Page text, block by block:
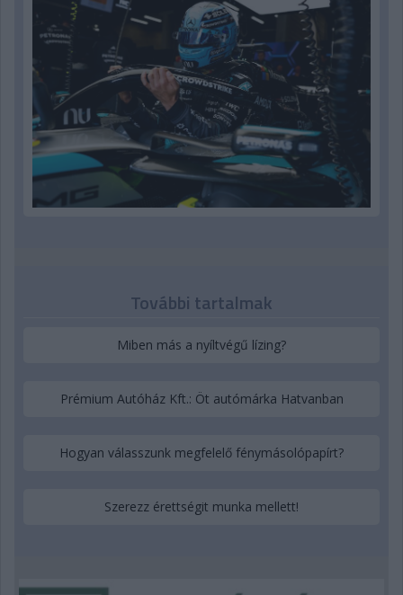
További tartalmak
Miben más a nyíltvégű lízing?
Prémium Autóház Kft.: Öt autómárka Hatvanban
Hogyan válasszunk megfelelő fénymásolópapírt?
Szerezz érettségit munka mellett!